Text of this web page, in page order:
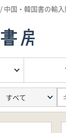
中国・韓国書の輸